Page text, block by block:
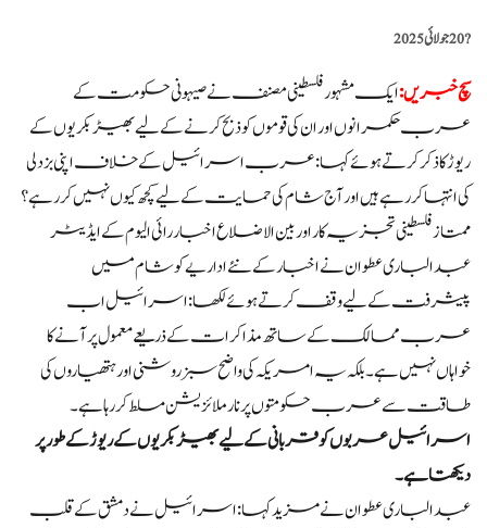
?️20 جولائی 2025
سچ خبریں:ایک مشہور فلسطینی مصنف نے صیہونی حکومت کے
عرب حکمرانوں اور ان کی قوموں کو ذبح کرنے کے لیے بھیڑ بکریوں کے
ریوڑ کا ذکر کرتے ہوئے کہا: عرب اسرائیل کے خلاف اپنی بزدلی
کی انتہا کر رہے ہیں اور آج شام کی حمایت کے لیے کچھ کیوں نہیں کر رہے؟
ممتاز فلسطینی تجزیہ کار اور بین الاضلاع اخبار رائی الیوم کے ایڈیٹر
عبدالباری عطوان نے اخبار کے نئے اداریے کو شام میں
پیشرفت کے لیے وقف کرتے ہوئے لکھا: اسرائیل اب
عرب ممالک کے ساتھ مذاکرات کے ذریعے معمول پر آنے کا
خواہاں نہیں ہے۔ بلکہ یہ امریکہ کی واضح سبز روشنی اور ہتھیاروں کی
طاقت سے عرب حکومتوں پر نارملائزیشن مسلط کر رہا ہے۔
اسرائیل عربوں کو قربانی کے لیے بھیڑ بکریوں کے ریوڑ کے طور پر
دیکھتا ہے۔
عبدالباری عطوان نے مزید کہا: اسرائیل نے دمشق کے قلب